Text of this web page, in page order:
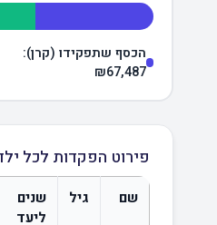
הכסף שתפקידו (קרן):
₪67,487
פירוט הפקדות לכל
שם גיל
שנים
ליעד